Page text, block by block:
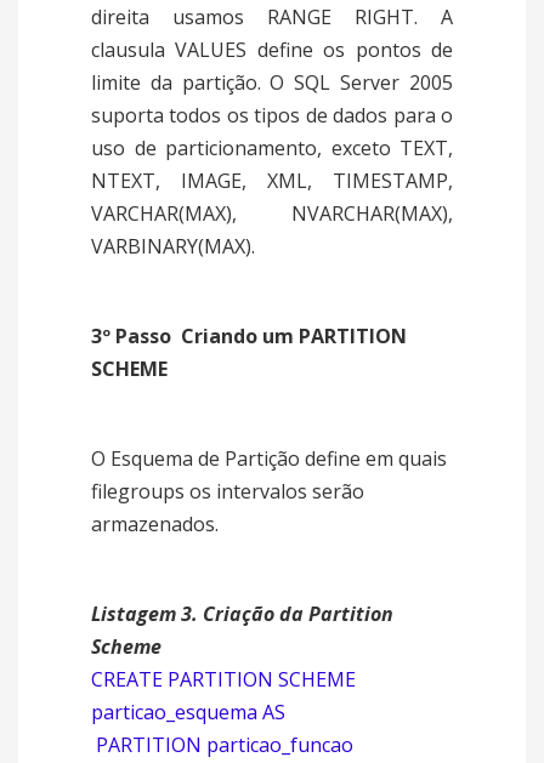
direita usamos RANGE RIGHT. A
clausula VALUES define os pontos de
limite da partição. O SQL Server 2005
suporta todos os tipos de dados para o
uso de particionamento, exceto TEXT,
NTEXT, IMAGE, XML, TIMESTAMP,
VARCHAR(MAX), NVARCHAR(MAX),
VARBINARY(MAX).
3º Passo  Criando um PARTITION
SCHEME
O Esquema de Partição define em quais
filegroups os intervalos serão
armazenados.
Listagem 3. Criação da Partition
Scheme
CREATE PARTITION SCHEME
particao_esquema AS
PARTITION particao_funcao